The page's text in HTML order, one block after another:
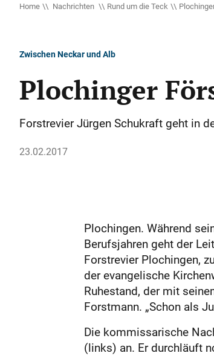
Home Nachrichten Rund um die Teck
Zwischen Neckar und Alb
Plochinger
Forstrevier Jürgen Schukraft geht in
23.02.2017
Plochingen. Während
Berufsjahren geht der
Forstrevier Plochingen,
der evangelische
Ruhestand, der mit
Forstmann. „Schon als
Die kommissarische
(links) an. Er durchläuft